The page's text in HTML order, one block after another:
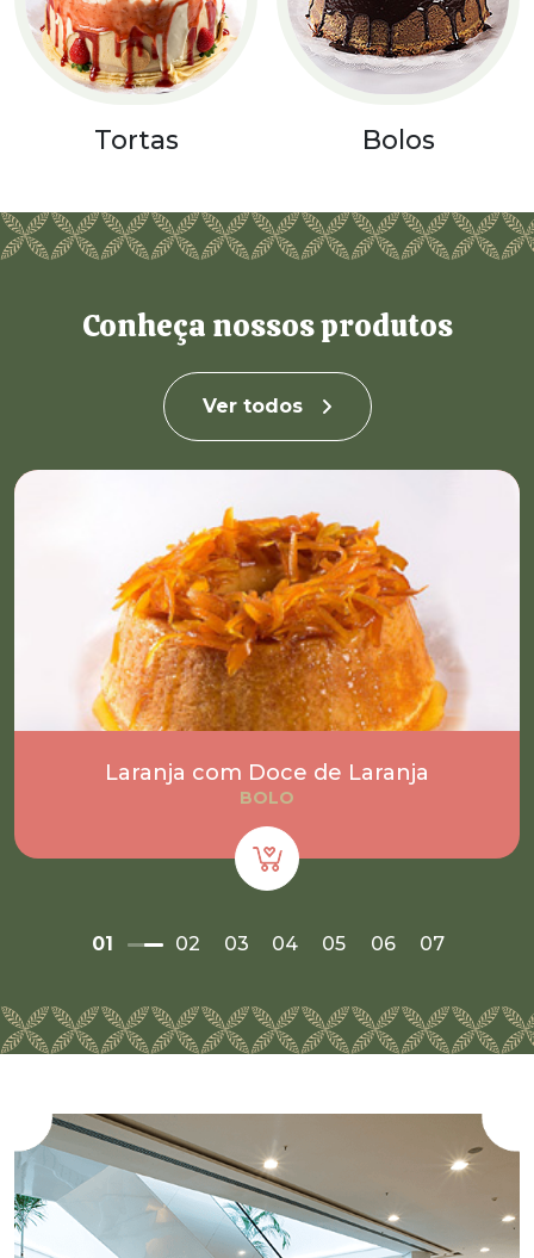
Tortas Bolos
Conheça nossos produtos
Ver todos
Laranja com Doce de Laranja
BOLO
01 02 03 04 05 06 07